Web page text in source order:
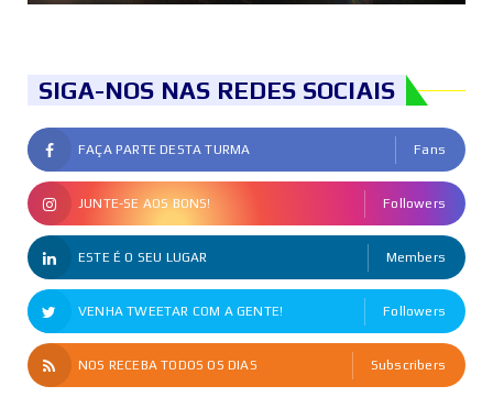
SIGA-NOS NAS REDES SOCIAIS
FAÇA PARTE DESTA TURMA Fans
JUNTE-SE AOS BONS! Followers
ESTE É O SEU LUGAR Members
VENHA TWEETAR COM A GENTE! Followers
NOS RECEBA TODOS OS DIAS Subscribers